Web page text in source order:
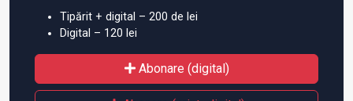
Tipărit + digital – 200 de lei
Digital – 120 lei
Abonare (digital)